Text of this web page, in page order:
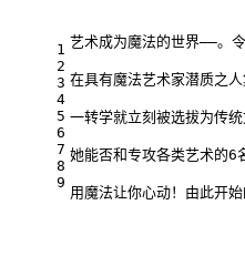
1
2
3
4
5
6
7
8
9
艺术成为魔法的世界——。
在具有魔法艺术家潜质之
一转学就立刻被选拔为传
她能否和专攻各类艺术的6
用魔法让你心动！由此开始